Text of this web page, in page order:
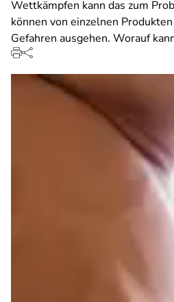
Wettkämpfen kann das zum
können von einzelnen
Gefahren ausgehen. Worauf